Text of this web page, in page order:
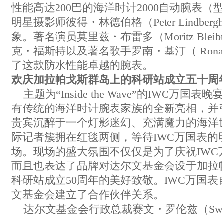
性能高达200巴的海洋时计2000自动腕表（
明星摄影师彼得・林德伯格（Peter
象。著名演员莫里兹・布雷多（Moritz
克・福斯特以及著名歌手罗南・基汀（
了这款防水性能卓越的腕表。
欢庆加拉帕戈斯群岛上的科研站成立五十周
主题为“Inside the Wave”的IWC万国表晚
有传统的海洋时计腕表家族的全新亮相，
贵宾沉醉于一个灯影迷幻、充满魔力的海
际记者簇拥在红毯两侧，等待IWC万国表
场。现场的盛大氛围不仅仅是为了庆祝
而且也表达了品牌对达尔文基金会设于加
科研站成立50周年的美好致敬。IWC万国表
文基金会建立了合作伙伴关系。
达尔文基金会行政总裁赛文・罗伦兹（